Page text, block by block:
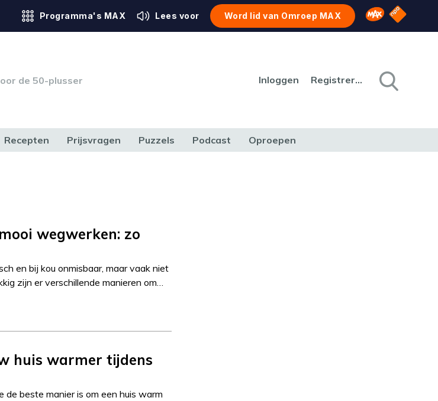
Programma's MAX Lees voor Word lid van Omroep MAX Omroep MAX
NPO
de 50-plusser Inloggen Registreren
Recepten Prijsvragen Puzzels Podcast Oproepen
wegwerken: zo
en bij kou onmisbaar, maar vaak niet
zijn er verschillende manieren om…
huis warmer tijdens
de beste manier is om een huis warm